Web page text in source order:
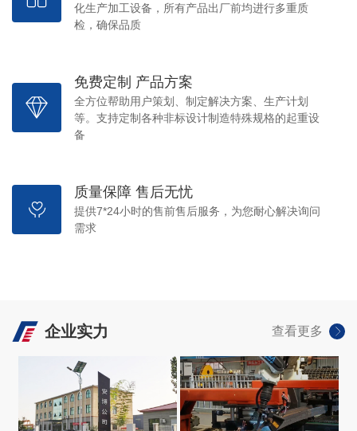
化生产加工设备，所有产品出厂前均进行多重质
检，确保品质
免费定制 产品方案
全方位帮助用户策划、制定解决方案、生产计划
等。支持定制各种非标设计制造特殊规格的起重设
备
质量保障 售后无忧
提供7*24小时的售前售后服务，为您耐心解决询问
需求
企业实力 查看更多